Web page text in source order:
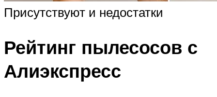
Присутствуют и недостатки
Рейтинг пылесосов с
Алиэкспресс